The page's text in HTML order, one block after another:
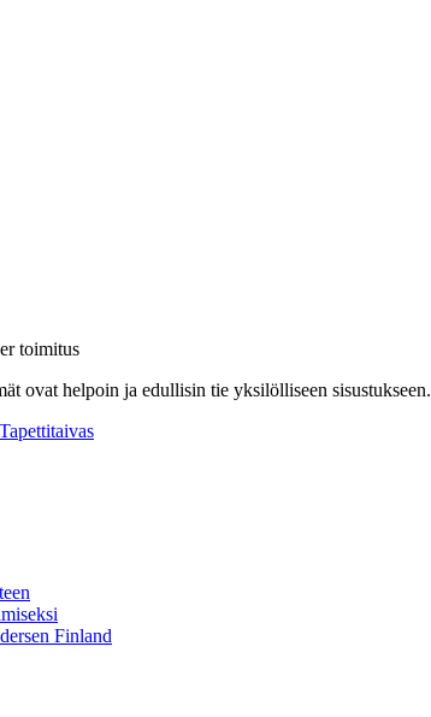
toimitus
ovat helpoin ja edullisin tie yksilölliseen sisustukseen.
Tapettitaivas
Finland